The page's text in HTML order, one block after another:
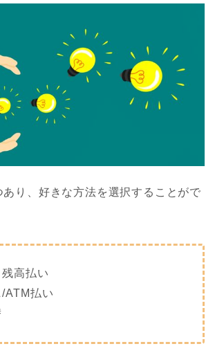
り、好きな方法を選択することがで
高払い
ATM払い